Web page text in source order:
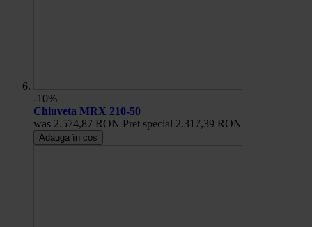
-10%
Chiuveta MRX 210-50
was 2.574,87 RON Pret special 2.317,39 RON
Adauga în cos